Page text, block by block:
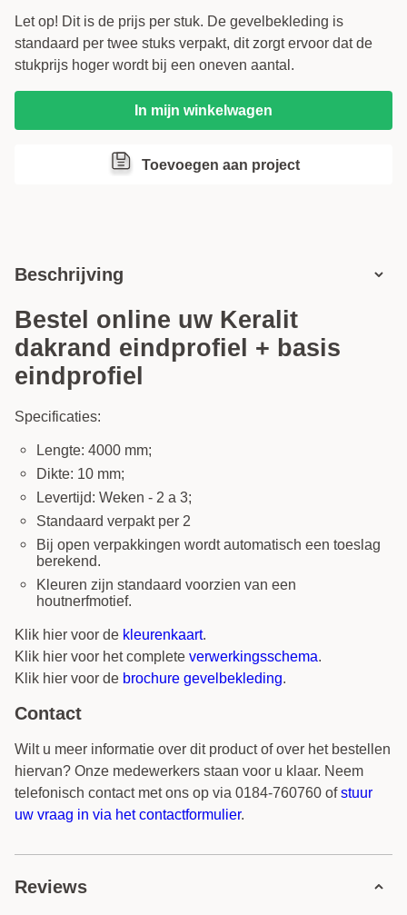
Beschrijving
Bestel online uw Keralit
dakrand eindprofiel + basis
eindprofiel
Specificaties:
Lengte: 4000 mm;
Dikte: 10 mm;
Levertijd: Weken - 2 a 3;
Standaard verpakt per 2
Bij open verpakkingen wordt automatisch een toeslag
berekend.
Kleuren zijn standaard voorzien van een
houtnerfmotief.
Klik hier voor de kleurenkaart.
Klik hier voor het complete verwerkingsschema.
Klik hier voor de brochure gevelbekleding.
Contact
Wilt u meer informatie over dit product of over het bestellen
hiervan? Onze medewerkers staan voor u klaar. Neem
telefonisch contact met ons op via 0184-760760 ofstuur
uw vraag in via het contactformulier.
Reviews
Let op! Dit is de prijs per stuk. De gevelbekleding is
standaard per twee stuks verpakt, dit zorgt ervoor dat de
stukprijs hoger wordt bij een oneven aantal.
In mijn winkelwagen
Toevoegen aan project